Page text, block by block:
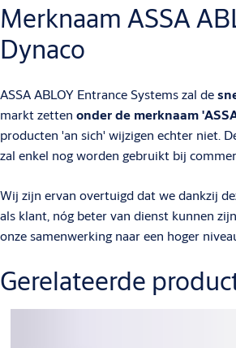
Merknaam ASSA
Dynaco
ASSA ABLOY Entrance Systems zal de
markt zetten onder de merknaam
producten 'an sich' wijzigen echter niet.
zal enkel nog worden gebruikt bij
Wij zijn ervan overtuigd dat we dankzij
als klant, nóg beter van dienst kunnen
onze samenwerking naar een hoger
Gerelateerde